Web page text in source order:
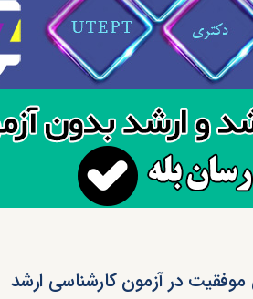
در آزمون کارشناسی ارشد